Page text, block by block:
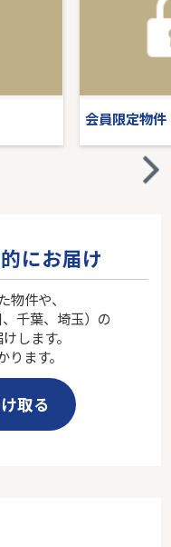
会員限定物件
にお届け
物件や、
千葉、埼玉）の
します。
ます。
取る